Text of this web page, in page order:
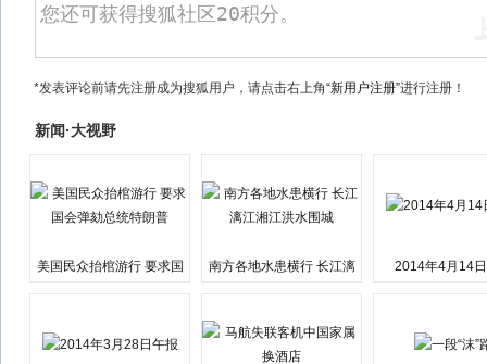
*发表评论前请先注册成为搜狐用户，请点击右上角“新用户注册”进行注册！
新闻·大视野
美国民众抬棺游行 要求国
南方各地水患横行 长江漓
2014年4月14